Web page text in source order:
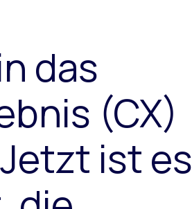
das
(CX)
ist es